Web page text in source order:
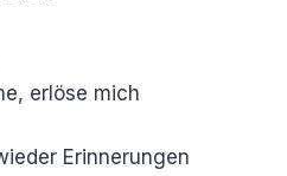
erlöse mich
Erinnerungen